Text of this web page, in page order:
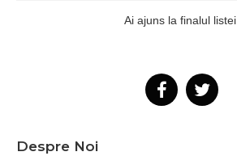
Ai ajuns la finalul listei.
Despre Noi